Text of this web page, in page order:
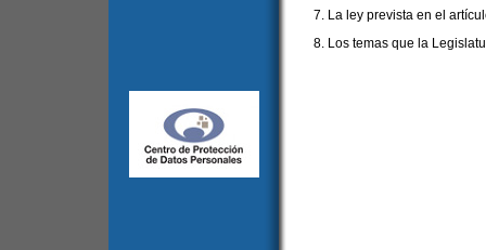
7. La ley prevista en el
8. Los temas que la